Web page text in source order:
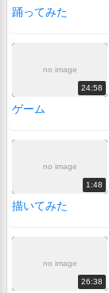
踊ってみた
no image
24:58
ゲーム
no image
1:48
描いてみた
no image
26:38